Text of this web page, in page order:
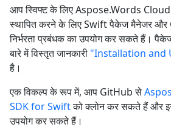
आप स्विफ्ट के लिए Aspose.Words
स्थापित करने के लिए Swift पैकेज मैनेजर
निर्भरता प्रबंधक का उपयोग कर सकते हैं।
बारे में विस्तृत जानकारी "Installation and
है।
एक विकल्प के रूप में, आप GitHub से
SDK for Swiftको क्लोन कर सकते हैं और
उपयोग कर सकते हैं।